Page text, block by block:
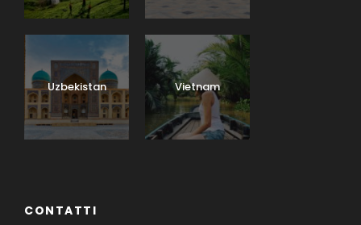
Uzbekistan Vietnam
CONTATTI